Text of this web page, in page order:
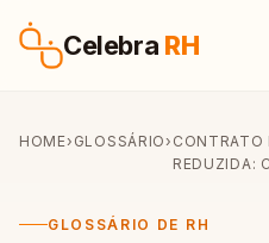
Celebra RH
HOME› GLOSSÁRIO› CONTRATO
REDUZIDA:
GLOSSÁRIO DE RH